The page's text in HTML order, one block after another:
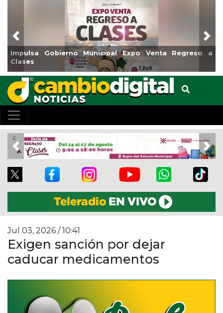
Impulsa Gobierno Municipal Expo Venta Regreso a
Clases
Previous
Previous
Jul 03, 2026 / 10:41
Exigen sanción por dejar
caducar medicamentos